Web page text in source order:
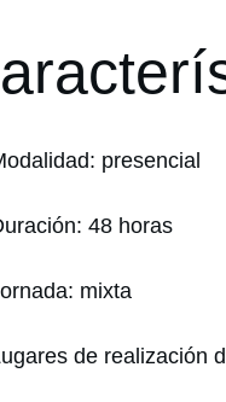
presencial
48 horas
mixta
de realización